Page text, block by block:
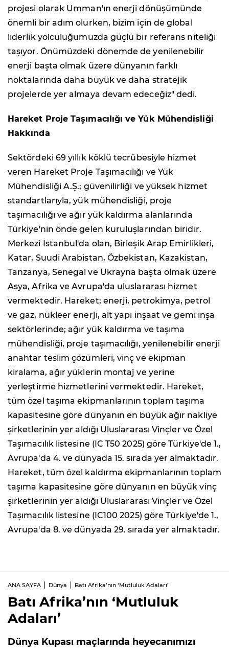
projesi olarak Umman'ın enerji dönüşümünde
önemli bir adım olurken, bizim için de global
liderlik yolculuğumuzda güçlü bir referans niteliği
taşıyor. Önümüzdeki dönemde de yenilenebilir
enerji başta olmak üzere dünyanın farklı
noktalarında daha büyük ve daha stratejik
projelerde yer almaya devam edeceğiz" dedi.
Hareket Proje Taşımacılığı ve Yük Mühendisliği
Hakkında
Sektördeki 69 yıllık köklü tecrübesiyle hizmet
veren Hareket Proje Taşımacılığı ve Yük
Mühendisliği A.Ş.; güvenilirliği ve yüksek hizmet
standartlarıyla, yük mühendisliği, proje
taşımacılığı ve ağır yük kaldırma alanlarında
Türkiye'nin önde gelen kuruluşlarından biridir.
Merkezi İstanbul'da olan, Birleşik Arap Emirlikleri,
Katar, Suudi Arabistan, Özbekistan, Kazakistan,
Tanzanya, Senegal ve Ukrayna başta olmak üzere
Asya, Afrika ve Avrupa'da uluslararası hizmet
vermektedir. Hareket; enerji, petrokimya, petrol
ve gaz, nükleer enerji, alt yapı inşaat ve gemi inşa
sektörlerinde; ağır yük kaldırma ve taşıma
mühendisliği, proje taşımacılığı, yenilenebilir enerji
anahtar teslim çözümleri, vinç ve ekipman
kiralama, ağır yüklerin montaj ve yerine
yerleştirme hizmetlerini vermektedir. Hareket,
tüm özel taşıma ekipmanlarının toplam taşıma
kapasitesine göre dünyanın en büyük ağır nakliye
şirketlerinin yer aldığı Uluslararası Vinçler ve Özel
Taşımacılık listesine (IC T50 2025) göre Türkiye'de 1.,
Avrupa'da 4. ve dünyada 15. sırada yer almaktadır.
Hareket, tüm özel kaldırma ekipmanlarının toplam
taşıma kapasitesine göre dünyanın en büyük vinç
şirketlerinin yer aldığı Uluslararası Vinçler ve Özel
Taşımacılık listesine (IC100 2025) göre Türkiye'de 1.,
Avrupa'da 8. ve dünyada 29. sırada yer almaktadır.
ANA SAYFA Dünya Batı Afrika’nın ‘Mutluluk Adaları’
Batı Afrika’nın ‘Mutluluk
Adaları’
Dünya Kupası maçlarında heyecanımızı